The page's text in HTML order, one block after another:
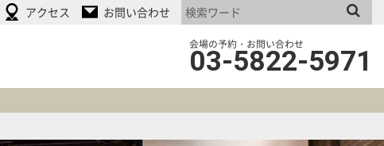
アクセス お問い合わせ
会場の予約・お問い合わせ
03-5822-5971